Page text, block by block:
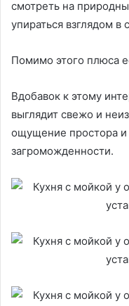
смотреть на
упираться взглядом
Помимо этого плюса
Вдобавок к этому
выглядит свежо и
ощущение простора и
загроможденности.